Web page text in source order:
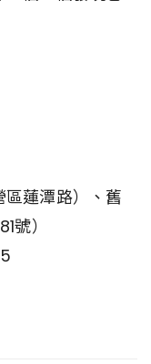
蓮潭路）、舊
號）